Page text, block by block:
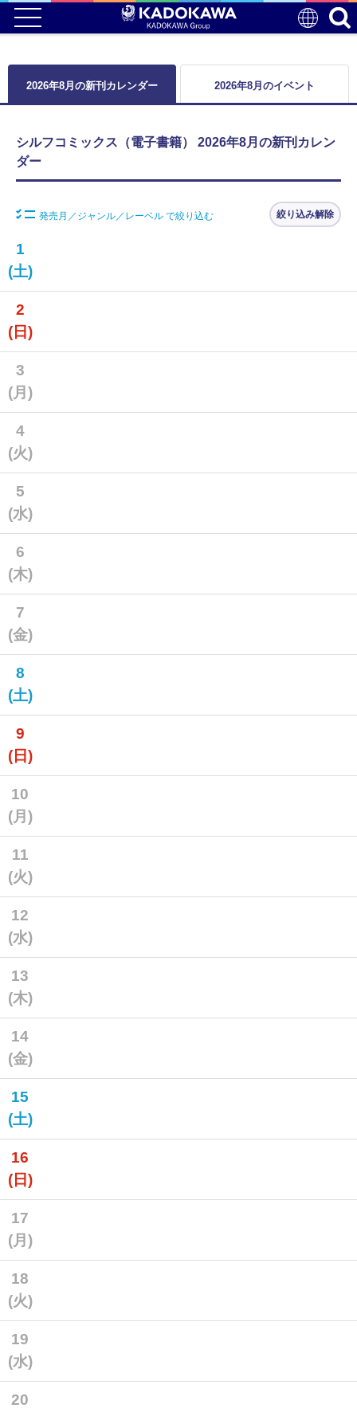
2026年8月の新刊カレンダー 2026年8月のイベント
シルフコミックス（電子書籍） 2026年8月の新刊カレン
ダー
発売月／ジャンル／レーベル で絞り込む 絞り込み解除
1
(土)
2
(日)
3
(月)
4
(火)
5
(水)
6
(木)
7
(金)
8
(土)
9
(日)
10
(月)
11
(火)
12
(水)
13
(木)
14
(金)
15
(土)
16
(日)
17
(月)
18
(火)
19
(水)
20